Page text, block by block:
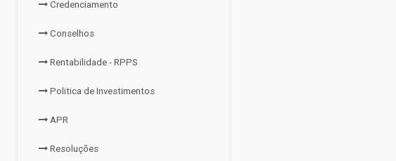
Credenciamento
Conselhos
Rentabilidade - RPPS
Politica de Investimentos
APR
Resoluções